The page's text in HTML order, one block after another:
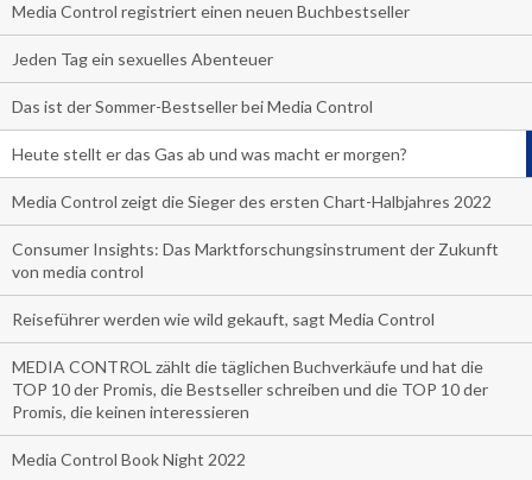
Media Control registriert einen neuen Buchbestseller
Jeden Tag ein sexuelles Abenteuer
Das ist der Sommer-Bestseller bei Media Control
Heute stellt er das Gas ab und was macht er morgen?
Media Control zeigt die Sieger des ersten Chart-Halbjahres 2022
Consumer Insights: Das Marktforschungsinstrument der Zukunft
von media control
Reiseführer werden wie wild gekauft, sagt Media Control
MEDIA CONTROL zählt die täglichen Buchverkäufe und hat die
TOP 10 der Promis, die Bestseller schreiben und die TOP 10 der
Promis, die keinen interessieren
Media Control Book Night 2022